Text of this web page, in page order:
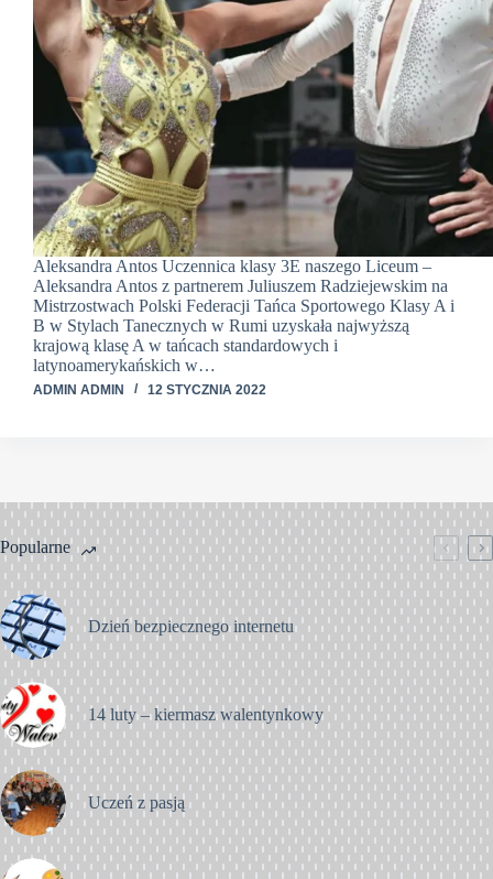
Aleksandra Antos Uczennica klasy 3E naszego Liceum –
Aleksandra Antos z partnerem Juliuszem Radziejewskim na
Mistrzostwach Polski Federacji Tańca Sportowego Klasy A i
B w Stylach Tanecznych w Rumi uzyskała najwyższą
krajową klasę A w tańcach standardowych i
latynoamerykańskich w…
ADMIN ADMIN 12 STYCZNIA 2022
Popularne
Dzień bezpiecznego internetu
14 luty – kiermasz walentynkowy
Uczeń z pasją